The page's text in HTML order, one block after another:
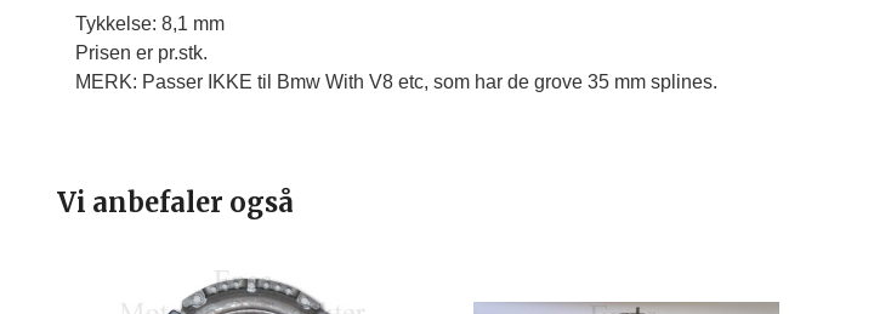
Tykkelse: 8,1 mm
Prisen er pr.stk.
MERK: Passer IKKE til Bmw With V8 etc, som har de grove 35 mm splines.
Vi anbefaler også